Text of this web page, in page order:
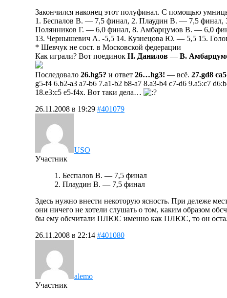
Закончился наконец этот полуфинал. С помощью
1. Беспалов В. — 7,5 финал, 2. Плаудин В. — 7,5
Полянников Г. — 6,0 финал, 8. Амбарцумов В. — 6,0
13. Чернышевич А. -5,5 14. Кузнецова Ю. — 5,5 15.
* Шевчук не сост. в Московской федерации
Как играли? Вот поединок Н. Данилов — В.
Последовало 26.hg5? и ответ 26…hg3! — всё. 27.gd8
g5-f4 6.b2-a3 a7-b6 7.a1-b2 b8-a7 8.a3-b4 c7-d6 9.a5:c7
18.e3:c5 e5-f4х. Вот таки дела…
26.11.2008 в 19:29 #401079
USO
Участник
1. Беспалов В. — 7,5 финал
2. Плаудин В. — 7,5 финал
Здесь нужно внести некоторую ясность. При дележе
они ничего не хотели слушать о том, каким образом
бы ему обсчитали ПЛЮС именно как ПЛЮС, то он
26.11.2008 в 22:14 #401080
alemo
Участник